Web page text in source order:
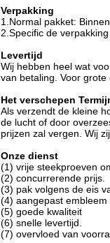
Verpakking
1.Normal pakket:
2.Specific de
Levertijd
Wij hebben heel wat
van betaling. Voor
Het verschepen
Als verzendt de kleine
de lucht of door
prijzen zal vergen. Wij
Onze dienst
(1) vrije steekproeven
(2) concurrerende prijs.
(3) pak volgens de eis
(4) aangepast embleem
(5) goede kwaliteit
(6) snelle levertijd.
(7) overvloed van